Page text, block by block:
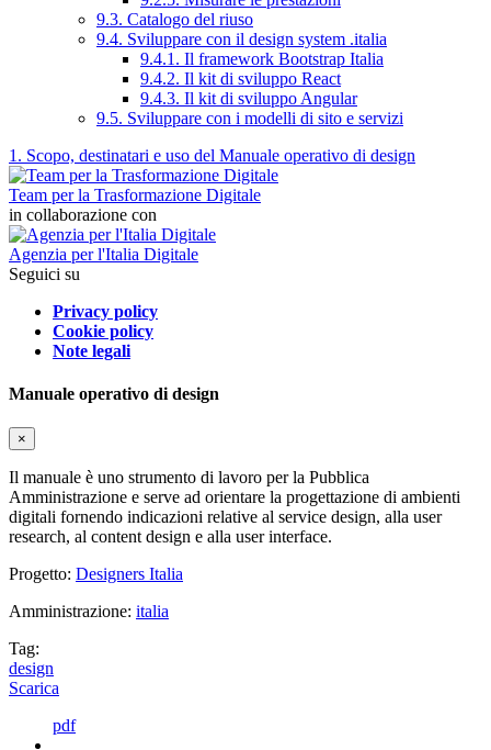
9.3. Catalogo del riuso
9.4. Sviluppare con il design system .italia
9.4.1. Il framework Bootstrap Italia
9.4.2. Il kit di sviluppo React
9.4.3. Il kit di sviluppo Angular
9.5. Sviluppare con i modelli di sito e servizi
1. Scopo, destinatari e uso del Manuale operativo di design
Team per la Trasformazione Digitale
in collaborazione con
Agenzia per l'Italia Digitale
Seguici su
Privacy policy
Cookie policy
Note legali
Manuale operativo di design
×
Il manuale è uno strumento di lavoro per la Pubblica
Amministrazione e serve ad orientare la progettazione di ambienti
digitali fornendo indicazioni relative al service design, alla user
research, al content design e alla user interface.
Progetto: Designers Italia
Amministrazione: italia
Tag:
design
Scarica
pdf